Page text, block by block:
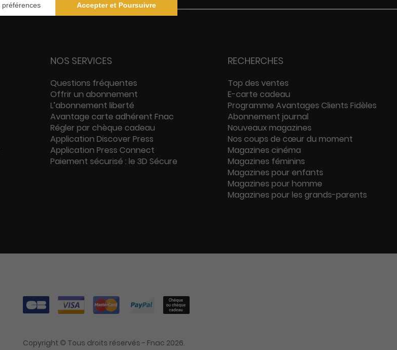
NOS SERVICES
Questions fréquentes
Offrir un abonnement
L’abonnement liberté
Avantage carte adhérent Fnac
Régler par chèque cadeau
Application Discover Press
Application Press Connect
Paiement sécurisé : le 3D Sécure
RECHERCHES
Top des ventes
E-carte cadeau
Programme Avantages Clients Fidèles
Abonnement journal
Nouveaux magazines
Nos coups de cœur du moment
Magazines cinéma
Magazines féminins
Magazines pour enfants
Magazines pour homme
Magazines pour les grands-parents
Copyright © Tous droits réservés - Fnac 2026.